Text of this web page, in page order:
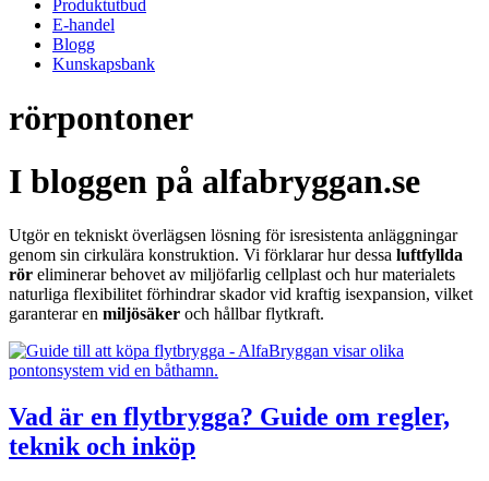
Produktutbud
E-handel
Blogg
Kunskapsbank
rörpontoner
I bloggen på alfabryggan.se
Utgör en tekniskt överlägsen lösning för isresistenta anläggningar
genom sin cirkulära konstruktion. Vi förklarar hur dessa luftfyllda
rör eliminerar behovet av miljöfarlig cellplast och hur materialets
naturliga flexibilitet förhindrar skador vid kraftig isexpansion, vilket
garanterar en miljösäker och hållbar flytkraft.
Vad är en flytbrygga? Guide om regler,
teknik och inköp